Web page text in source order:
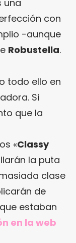
una
con
-aunque
Robustella.
todo ello en
Si
que la
«Classy
la puta
clase
de
estaban
en la web